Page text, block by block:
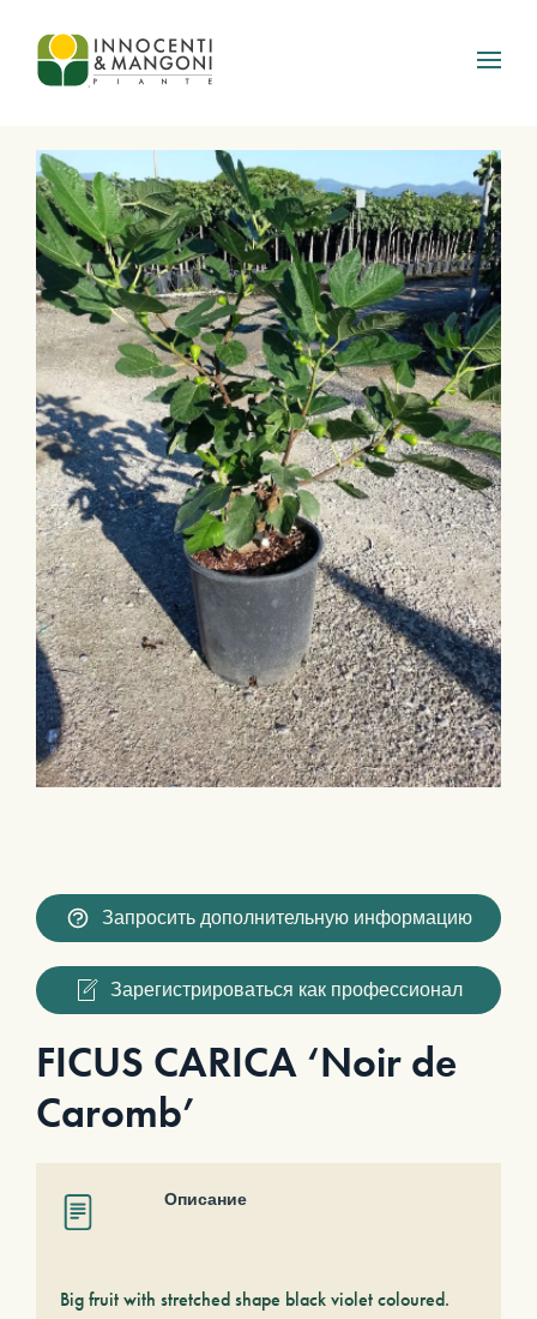
Skip to main content
Запросить дополнительную информацию
Зарегистрироваться как профессионал
FICUS CARICA ‘Noir de
Caromb’
Описание
Big fruit with stretched shape black violet coloured.